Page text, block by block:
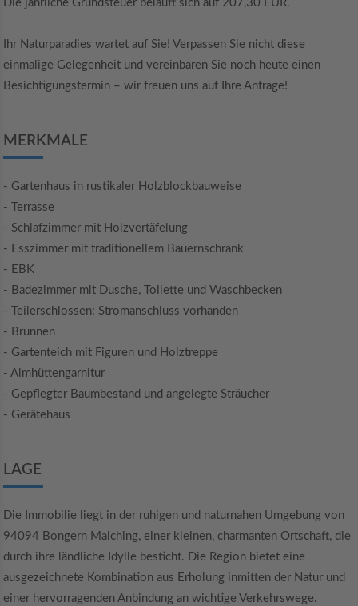
Die jährliche Grundsteuer beläuft sich auf 207,30 EUR.
Ihr Naturparadies wartet auf Sie! Verpassen Sie nicht diese
einmalige Gelegenheit und vereinbaren Sie noch heute einen
Besichtigungstermin – wir freuen uns auf Ihre Anfrage!
MERKMALE
- Gartenhaus in rustikaler Holzblockbauweise
- Terrasse
- Schlafzimmer mit Holzvertäfelung
- Esszimmer mit traditionellem Bauernschrank
- EBK
- Badezimmer mit Dusche, Toilette und Waschbecken
- Teilerschlossen: Stromanschluss vorhanden
- Brunnen
- Gartenteich mit Figuren und Holztreppe
- Almhüttengarnitur
- Gepflegter Baumbestand und angelegte Sträucher
- Gerätehaus
LAGE
Die Immobilie liegt in der ruhigen und naturnahen Umgebung von
94094 Bongern Malching, einer kleinen, charmanten Ortschaft, die
durch ihre ländliche Idylle besticht. Die Region bietet eine
ausgezeichnete Kombination aus Erholung inmitten der Natur und
einer hervorragenden Anbindung an wichtige Verkehrswege.